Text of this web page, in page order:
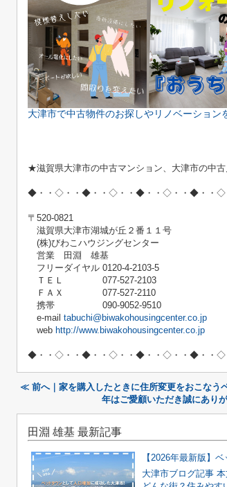
大津市で中古物件のお探しやリノベーション
★滋賀県大津市の中古マンション、大津市の中
◆・・◇・・◆・・◇・・◆・・◇・・◆・・
〒 520-0821
滋賀県大津市湖城が丘２番１１号
(株)びわこハウジングセンター
営業 田淵 雄基
フリーダイヤル 0120-4-2103-5
ＴＥＬ 077-527-2103
ＦＡＸ 077-527-2110
携帯
090-9052-9510
e-mail tabuchi@biwakohousingcenter.co.jp
web http://www.biwakohousingcenter.co.jp
◆・・◇・・◆・・◇・・◆・・◇・・◆・・
≪ 前へ｜家を購入したときに住所変更をおこなう
年はご愛顧いただき誠にあり
田淵 雄基 最新記事
大津市ブログ記事